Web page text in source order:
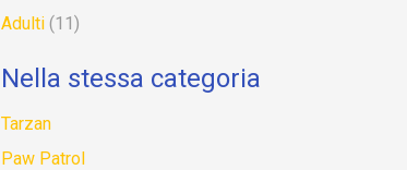
Adulti (11)
Nella stessa categoria
Tarzan
Paw Patrol